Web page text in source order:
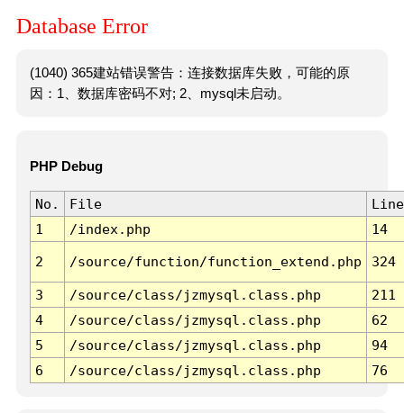
Database Error
(1040) 365建站错误警告：连接数据库失败，可能的原
因：1、数据库密码不对; 2、mysql未启动。
PHP Debug
No. File
Line
1
/index.php 14
2 /source/function/function_extend.php 324
3 /source/class/jzmysql.class.php
211
4
/source/class/jzmysql.class.php
62
5
/source/class/jzmysql.class.php
94
6
/source/class/jzmysql.class.php 76